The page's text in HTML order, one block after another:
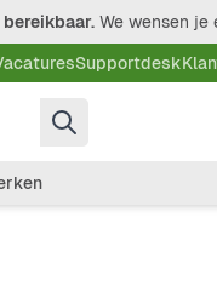
We wensen je
Supportdesk